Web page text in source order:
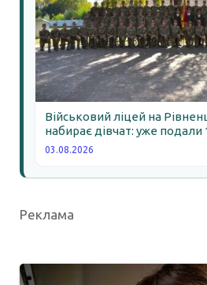
Військовий ліцей на
набирає дівчат: уже подали
03.08.2026
Реклама